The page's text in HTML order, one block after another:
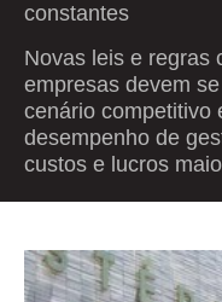
constantes
Novas leis e regras
empresas devem
cenário competitivo
desempenho de
custos e lucros